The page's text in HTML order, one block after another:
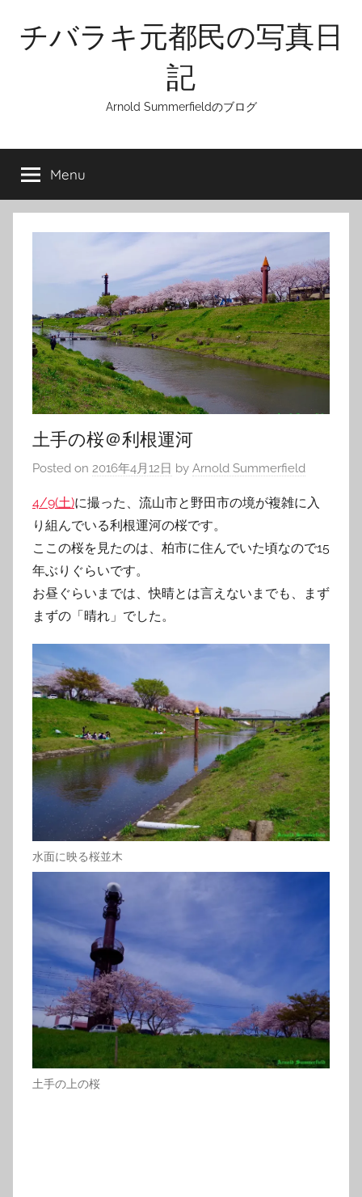
content
チバラキ元都民の写真日
記
Arnold Summerfieldのブログ
Menu
土手の桜＠利根運河
Posted on 2016年4月12日 by Arnold Summerfield
4/9(土)に撮った、流山市と野田市の境が複雑に入
り組んでいる利根運河の桜です。
ここの桜を見たのは、柏市に住んでいた頃なので15
年ぶりぐらいです。
お昼ぐらいまでは、快晴とは言えないまでも、まず
まずの「晴れ」でした。
水面に映る桜並木
土手の上の桜